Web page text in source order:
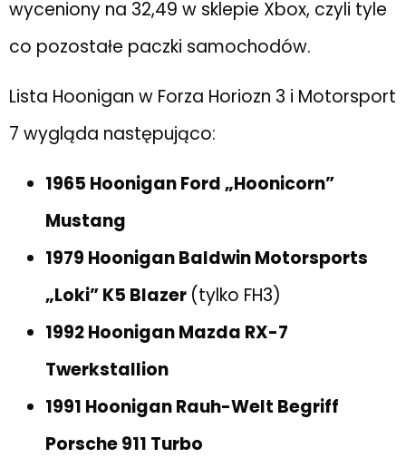
wyceniony na 32,49 w sklepie Xbox, czyli tyle
co pozostałe paczki samochodów.
Lista Hoonigan w Forza Horiozn 3 i Motorsport
7 wygląda następująco:
1965 Hoonigan Ford „Hoonicorn”
Mustang
1979 Hoonigan Baldwin Motorsports
„Loki” K5 Blazer (tylko FH3)
1992 Hoonigan Mazda RX-7
Twerkstallion
1991 Hoonigan Rauh-Welt Begriff
Porsche 911 Turbo